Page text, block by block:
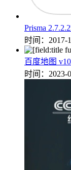
Prisma
时间：2017-
百度地图
时间：2023-